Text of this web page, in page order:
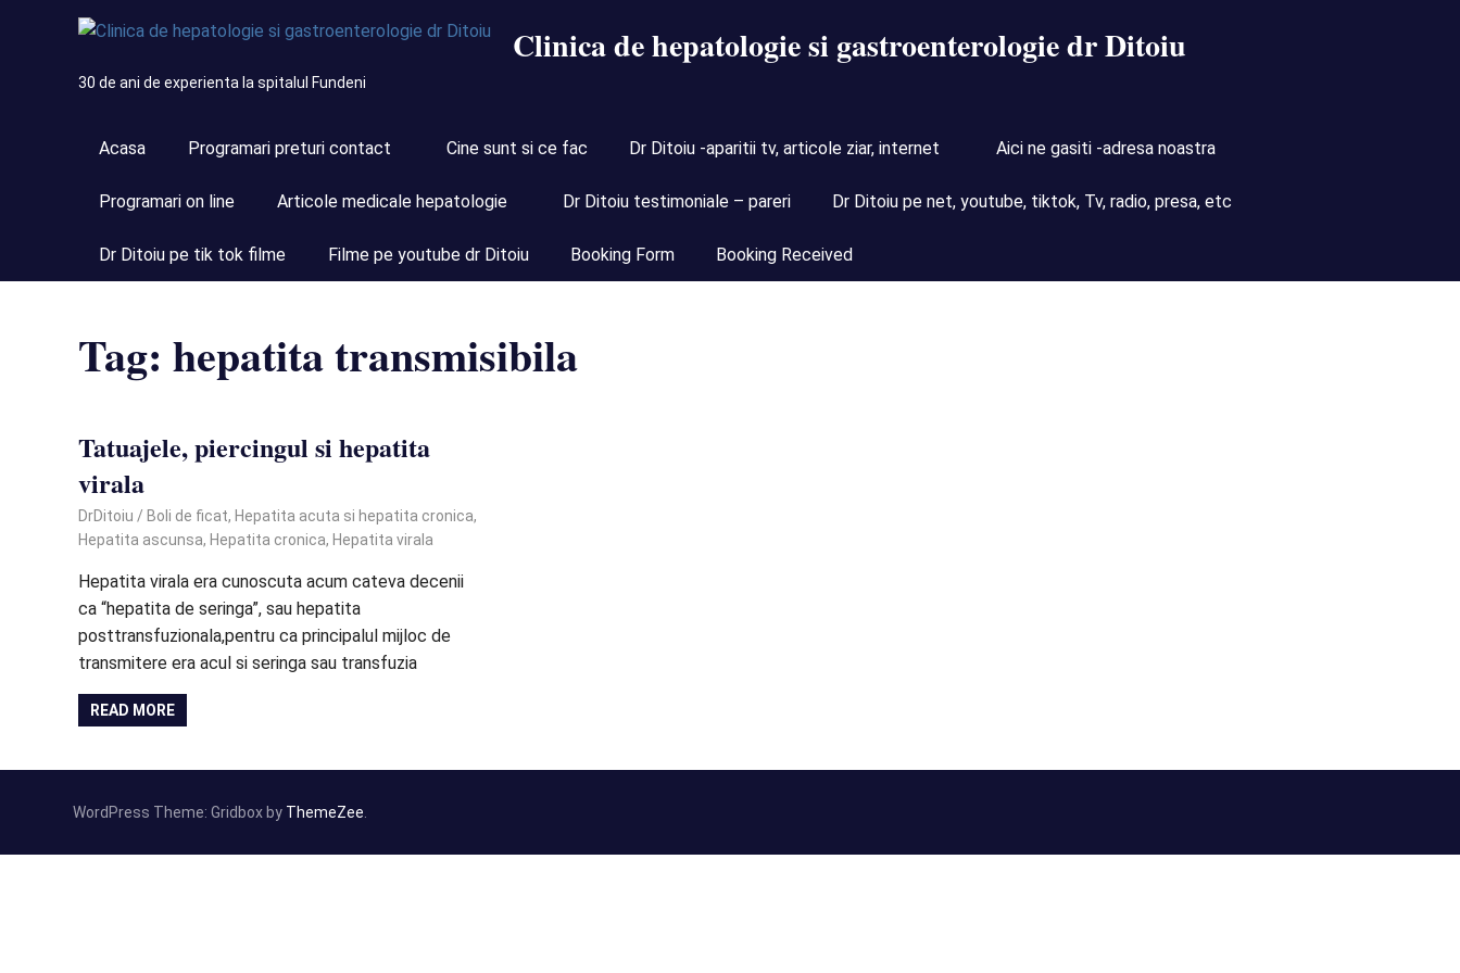
Clinica de hepatologie si gastroenterologie dr Ditoiu
30 de ani de experienta la spitalul Fundeni
Acasa Programari preturi contact Cine sunt si ce fac Dr Ditoiu -aparitii tv, articole ziar, internet Aici ne gasiti -adresa noastra
Programari on line Articole medicale hepatologie Dr Ditoiu testimoniale – pareri Dr Ditoiu pe net, youtube, tiktok, Tv, radio, presa, etc
Dr Ditoiu pe tik tok filme Filme pe youtube dr Ditoiu Booking Form Booking Received
Tag: hepatita transmisibila
Tatuajele, piercingul si hepatita
virala
February 10, 2022
DrDitoiu Boli de ficat, Hepatita acuta si hepatita cronica,
Hepatita ascunsa, Hepatita cronica, Hepatita virala
Hepatita virala era cunoscuta acum cateva decenii
ca “hepatita de seringa”, sau hepatita
posttransfuzionala,pentru ca principalul mijloc de
transmitere era acul si seringa sau transfuzia
READ MORE
WordPress Theme: Gridbox by ThemeZee.